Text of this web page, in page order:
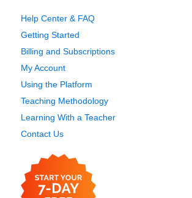
Help Center & FAQ
Getting Started
Billing and Subscriptions
My Account
Using the Platform
Teaching Methodology
Learning With a Teacher
Contact Us